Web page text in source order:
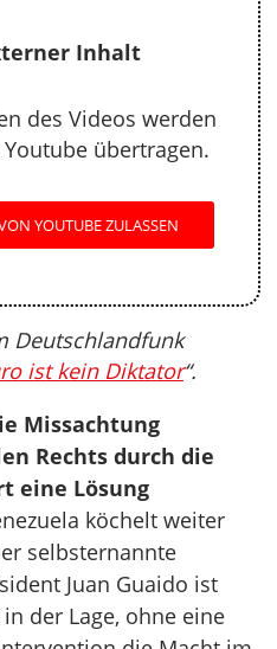
Inhalt
des Videos werden
übertragen.
YOUTUBE ZULASSEN
Deutschlandfunk
ist kein Diktator“.
Missachtung
Rechts durch die
eine Lösung
köchelt weiter
selbsternannte
Juan Guaido ist
der Lage, ohne eine